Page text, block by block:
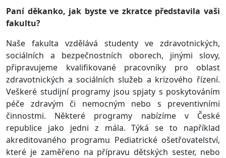
Paní děkanko, jak byste ve zkratce představila vaši
fakultu?
Naše fakulta vzdělává studenty ve zdravotnických,
sociálních a bezpečnostních oborech, jinými slovy,
připravujeme kvalifikované pracovníky pro oblast
zdravotnických a sociálních služeb a krizového řízení.
Veškeré studijní programy jsou spjaty s poskytováním
péče zdravým či nemocným nebo s preventivními
činnostmi. Některé programy nabízíme v České
republice jako jedni z mála. Týká se to například
akreditovaného programu Pediatrické ošetřovatelství,
které je zaměřeno na přípravu dětských sester, nebo